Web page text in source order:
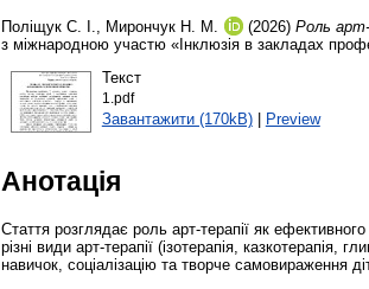
Поліщук С. І., Мирончук Н. М. (2026) Роль арт-
з міжнародною участю «Інклюзія в закладах
Текст
1.pdf
Завантажити (170kB)| Preview
Анотація
Стаття розглядає роль арт-терапії як
різні види арт-терапії (ізотерапія, казкотерапія,
навичок, соціалізацію та творче